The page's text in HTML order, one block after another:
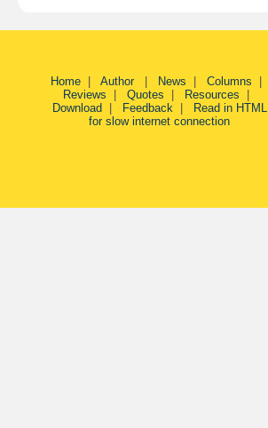
Home| Author News Columns
Reviews
Quotes Resources
Download
Feedback|
Read in HTML
for slow internet connection